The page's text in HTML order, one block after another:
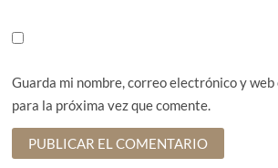
Guarda mi nombre, correo electrónico y
para la próxima vez que comente.